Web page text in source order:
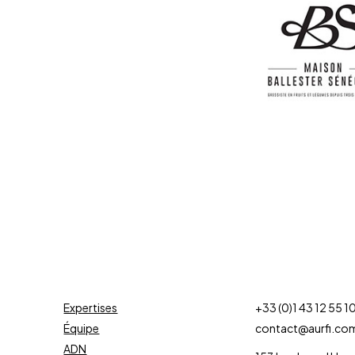
Expertises
Équipe
ADN
+33 (0)1 43 12 55 10